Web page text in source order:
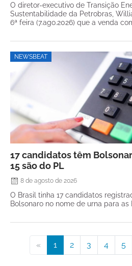
O diretor-executivo de Transição
Sustentabilidade da Petrobras,
6ª feira (7.ago.2026) que a venda
NEWSBEAT
17 candidatos têm
15 são do PL
8 de agosto de 2026
O Brasil tinha 17 candidatos
Bolsonaro no nome de urna para as
« 1 2 3 4 5